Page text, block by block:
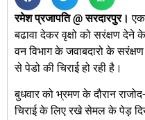
रमेश प्रजापति @ सरदारपुर।
बढावा देकर वृक्षो को सरंक्षण देने
वन विभाग के जवाबदारो के
से पेडो की चिराई हो रही है।
बुधवार को भ्रमण के दौरान
चिराई के लिए रखे सेमल के पेड़